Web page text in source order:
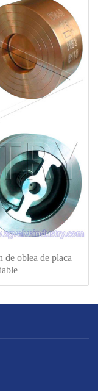
de oblea de placa